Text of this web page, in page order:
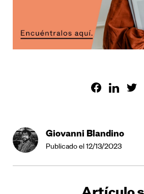
Giovanni Blandino
Publicado el 12/13/2023